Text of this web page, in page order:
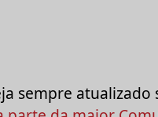
sempre